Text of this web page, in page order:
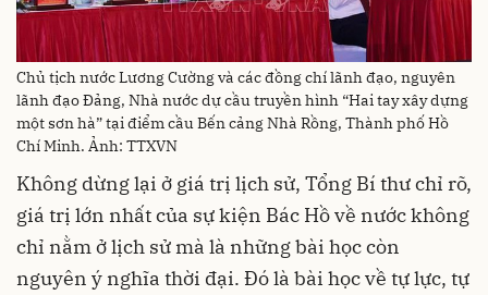
Chủ tịch nước Lương Cường và các đồng chí lãnh đạo, nguyên
lãnh đạo Đảng, Nhà nước dự cầu truyền hình “Hai tay xây dựng
một sơn hà” tại điểm cầu Bến cảng Nhà Rồng, Thành phố Hồ
Chí Minh. Ảnh: TTXVN
Không dừng lại ở giá trị lịch sử, Tổng Bí thư chỉ rõ,
giá trị lớn nhất của sự kiện Bác Hồ về nước không
chỉ nằm ở lịch sử mà là những bài học còn
nguyên ý nghĩa thời đại. Đó là bài học về tự lực, tự